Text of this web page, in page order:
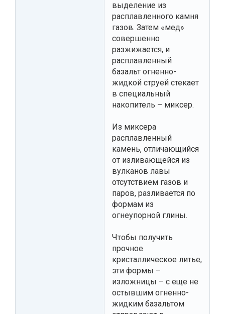
выделение из
расплавленного камня
газов. Затем «мед»
совершенно
разжижается, и
расплавленный
базальт огненно-
жидкой струей стекает
в специальный
накопитель – миксер.
Из миксера
расплавленный
камень, отличающийся
от изливающейся из
вулканов лавы
отсутствием газов и
паров, разливается по
формам из
огнеупорной глины.
Чтобы получить
прочное
кристаллическое литье,
эти формы –
изложницы – с еще не
остывшим огненно-
жидким базальтом